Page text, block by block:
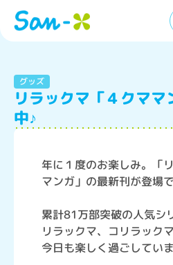
グッズ
リラックマ「４クマ
中♪
年に１度のお楽しみ。「
マンガ」の最新刊が登場
累計81万部突破の人気シ
リラックマ、コリラック
今日も楽しく過ごしていま